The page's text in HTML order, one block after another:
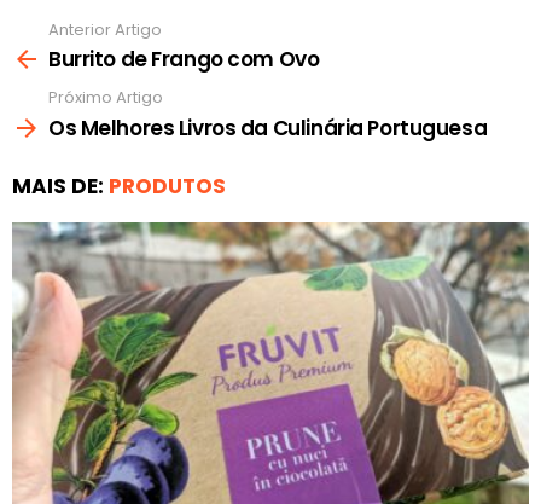
mais
Anterior Artigo
Burrito de Frango com Ovo
Próximo Artigo
Os Melhores Livros da Culinária Portuguesa
MAIS DE: PRODUTOS